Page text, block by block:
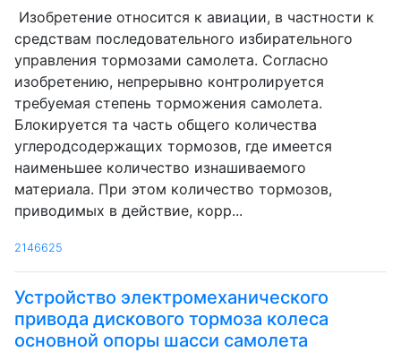
Изобретение относится к авиации, в частности к
средствам последовательного избирательного
управления тормозами самолета. Согласно
изобретению, непрерывно контролируется
требуемая степень торможения самолета.
Блокируется та часть общего количества
углеродсодержащих тормозов, где имеется
наименьшее количество изнашиваемого
материала. При этом количество тормозов,
приводимых в действие, корр...
2146625
Устройство электромеханического
привода дискового тормоза колеса
основной опоры шасси самолета